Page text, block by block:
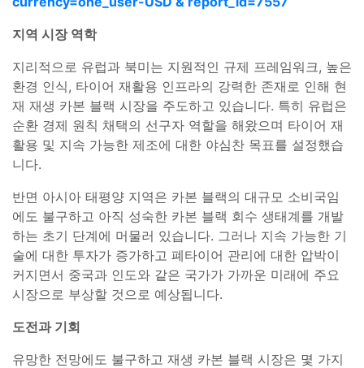
지역 시장 역학
지리적으로 유럽과 북미는 지원적인 규제 프레임워크, 높은
환경 인식, 타이어 재활용 인프라의 강력한 존재로 인해 현
재 재생 카본 블랙 시장을 주도하고 있습니다. 특히 유럽은
순환 경제 원칙 채택의 선구자 역할을 해왔으며 타이어 재
활용 및 지속 가능한 제조에 대한 야심찬 목표를 설정했습
니다.
반면 아시아 태평양 지역은 카본 블랙의 대규모 소비국임
에도 불구하고 아직 성숙한 카본 블랙 회수 생태계를 개발
하는 초기 단계에 머물러 있습니다. 그러나 지속 가능한 기
술에 대한 투자가 증가하고 폐타이어 관리에 대한 압박이
커지면서 중국과 인도와 같은 국가가 가까운 미래에 주요
시장으로 부상할 것으로 예상됩니다.
도전과 기회
유망한 전망에도 불구하고 재생 카본 블랙 시장은 몇 가지